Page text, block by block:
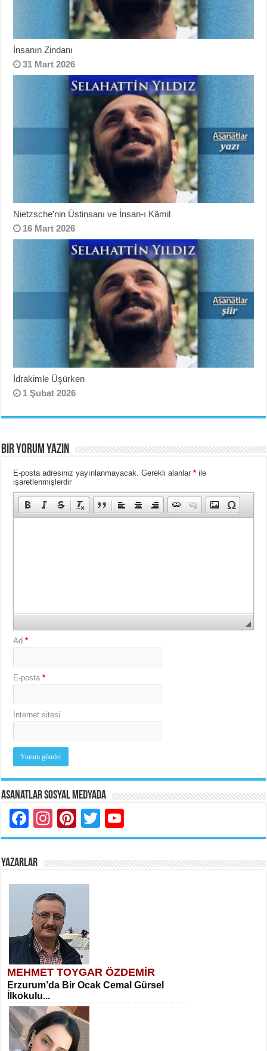
İnsanın Zindanı
31 Mart 2026
Nietzsche’nin Üstinsanı ve İnsan-ı Kâmil
16 Mart 2026
İdrakimle Üşürken
1 Şubat 2026
BIR YORUM YAZIN
E-posta adresiniz yayınlanmayacak. Gerekli alanlar* ile
işaretlenmişlerdir
Ad*
E-posta*
İnternet sitesi
Asanatlar Sosyal Medyada
Facebook
Instagram
Pinterest
Twitter
YAZARLAR
MEHMET TOYGAR ÖZDEMİR
Erzurum’da Bir Ocak Cemal Gürsel
İlkokulu...